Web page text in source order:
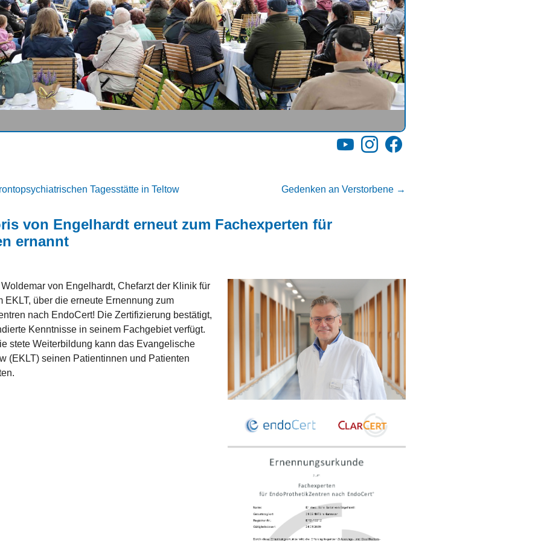
YouTubeInstagramFacebook
Tagesstätte in Teltow Gedenken an Verstorbene →
von Engelhardt erneut zum Fachexperten für
ernannt
von Engelhardt, Chefarzt der Klinik für
über die erneute Ernennung zum
nach EndoCert! Die Zertifizierung bestätigt,
Kenntnisse in seinem Fachgebiet verfügt.
stete Weiterbildung kann das Evangelische
(EKLT) seinen Patientinnen und Patienten